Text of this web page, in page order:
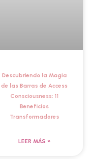
Descubriendo la Magia
de las Barras de Access
Consciousness: 11
Beneficios
Transformadores
LEER MÁS »